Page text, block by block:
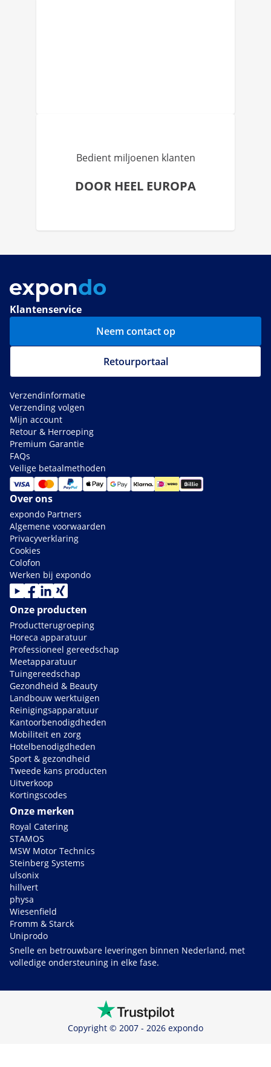
Bedient miljoenen klanten
DOOR HEEL EUROPA
Klantenservice
Neem contact op
Retourportaal
Verzendinformatie
Verzending volgen
Mijn account
Retour & Herroeping
Premium Garantie
FAQs
Veilige betaalmethoden
Over ons
expondo Partners
Algemene voorwaarden
Privacyverklaring
Cookies
Colofon
Werken bij expondo
Onze producten
Productterugroeping
Horeca apparatuur
Professioneel gereedschap
Meetapparatuur
Tuingereedschap
Gezondheid & Beauty
Landbouw werktuigen
Reinigingsapparatuur
Kantoorbenodigdheden
Mobiliteit en zorg
Hotelbenodigdheden
Sport & gezondheid
Tweede kans producten
Uitverkoop
Kortingscodes
Onze merken
Royal Catering
STAMOS
MSW Motor Technics
Steinberg Systems
ulsonix
hillvert
physa
Wiesenfield
Fromm & Starck
Uniprodo
Snelle en betrouwbare leveringen binnen Nederland, met
volledige ondersteuning in elke fase.
Copyright © 2007 - 2026 expondo